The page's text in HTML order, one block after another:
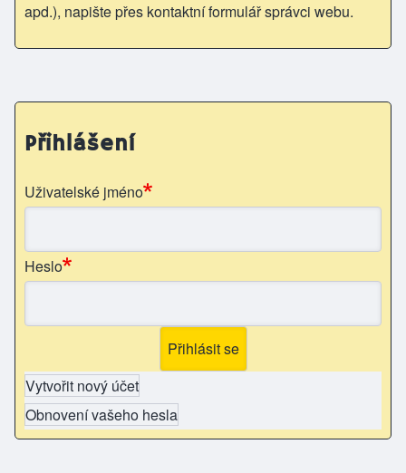
apd.), napište přes kontaktní formulář správci webu.
Přihlášení
Uživatelské jméno
Heslo
Vytvořit nový účet
Obnovení vašeho hesla